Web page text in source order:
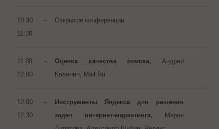
10:30 -
11:30
Открытие конференции
11:30 -
12:00
Оценка качества поиска,
Андрей
Калинин, Mail.Ru
12:00 -
12:30
Инструменты Яндекса для решения
задач интернет-маркетинга,
Мария